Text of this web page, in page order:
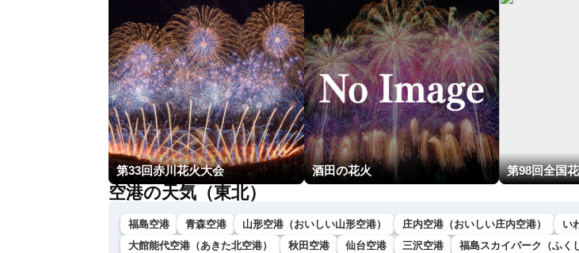
第33回赤川花火大会 酒田の花火
空港の天気（東北）
福島空港 青森空港 山形空港（おいしい山形空港） 庄内空港（おいしい庄内空港）
い
大館能代空港（あきた北空港）
秋田空港 仙台空港 三沢空港 福島スカイパーク（ふく